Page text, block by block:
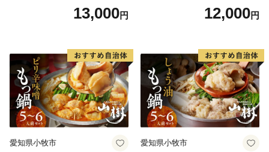
ト 焼売 鶏肉 鍋 鶏しゃぶ 日
13,000円
山樹 国産 牛もつ ホルモン モ
ツ オンライン飲み会 ホーム
間
12,000円
愛知県小牧市 愛知県小牧市